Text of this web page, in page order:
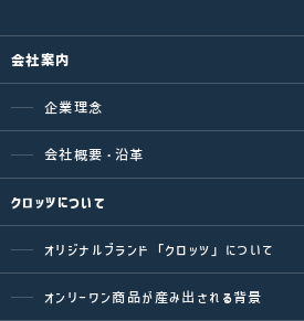
会社案内
企業理念
会社概要・沿革
クロッツについて
オリジナルブランド「クロッツ」について
オンリーワン商品が産み出される背景